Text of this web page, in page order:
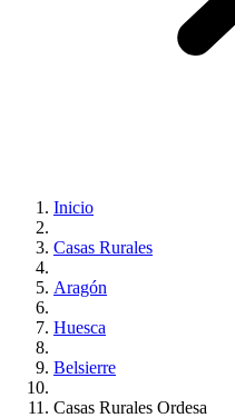
Inicio
Casas Rurales
Aragón
Huesca
Belsierre
Casas Rurales Ordesa